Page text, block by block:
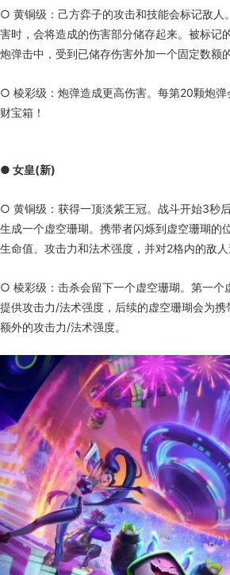
○ 黄铜级：己方弈子的攻击和技能会标记敌人
害时，会将造成的伤害部分储存起来。被标记
炮弹击中，受到已储存伤害外加一个固定数额
○ 棱彩级：炮弹造成更高伤害。每第20颗炮弹
财宝箱！
● 女皇(新)
○ 黄铜级：获得一顶淡紫王冠。战斗开始3秒
生成一个虚空珊瑚。携带者闪烁到虚空珊瑚的
生命值、攻击力和法术强度，并对2格内的敌人
○ 棱彩级：击杀会留下一个虚空珊瑚。第一个
提供攻击力/法术强度，后续的虚空珊瑚会为
额外的攻击力/法术强度。